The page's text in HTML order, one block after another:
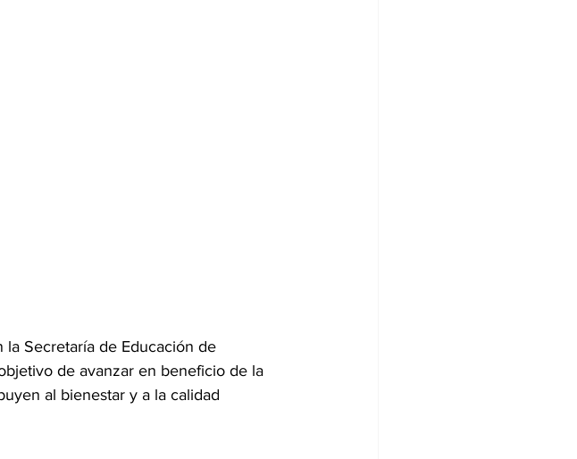
Secretaría de Educación de
de avanzar en beneficio de la
al bienestar y a la calidad